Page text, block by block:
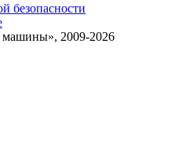
безопасности
2009-2026